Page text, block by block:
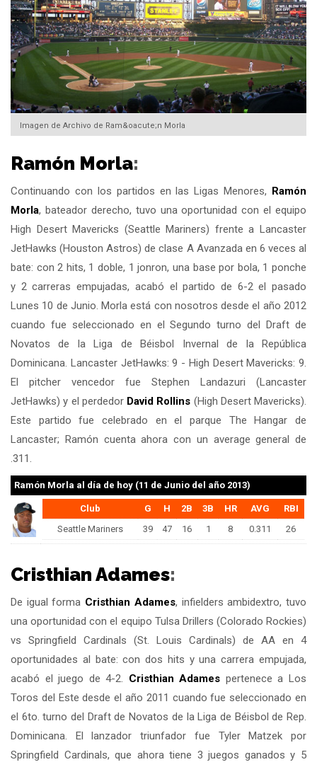
Imagen de Archivo de Ram&oacute;n Morla
Ramón Morla:
Continuando con los partidos en las Ligas Menores, Ramón
Morla, bateador derecho, tuvo una oportunidad con el equipo
High Desert Mavericks (Seattle Mariners) frente a Lancaster
JetHawks (Houston Astros) de clase A Avanzada en 6 veces al
bate: con 2 hits, 1 doble, 1 jonron, una base por bola, 1 ponche
y 2 carreras empujadas, acabó el partido de 6-2 el pasado
Lunes 10 de Junio. Morla está con nosotros desde el año 2012
cuando fue seleccionado en el Segundo turno del Draft de
Novatos de la Liga de Béisbol Invernal de la República
Dominicana. Lancaster JetHawks: 9 - High Desert Mavericks: 9.
El pitcher vencedor fue Stephen Landazuri (Lancaster
JetHawks) y el perdedor David Rollins (High Desert Mavericks).
Este partido fue celebrado en el parque The Hangar de
Lancaster; Ramón cuenta ahora con un average general de
.311.
Ramón Morla al día de hoy (11 de Junio del año 2013)
Club G H 2B 3B HR AVG
RBI
Seattle Mariners
39 47 16 1 8 0.311 26
Cristhian Adames:
De igual forma Cristhian Adames, infielders ambidextro, tuvo
una oportunidad con el equipo Tulsa Drillers (Colorado Rockies)
vs Springfield Cardinals (St. Louis Cardinals) de AA en 4
oportunidades al bate: con dos hits y una carrera empujada,
acabó el juego de 4-2. Cristhian Adames pertenece a Los
Toros del Este desde el año 2011 cuando fue seleccionado en
el 6to. turno del Draft de Novatos de la Liga de Béisbol de Rep.
Dominicana. El lanzador triunfador fue Tyler Matzek por
Springfield Cardinals, que ahora tiene 3 juegos ganados y 5